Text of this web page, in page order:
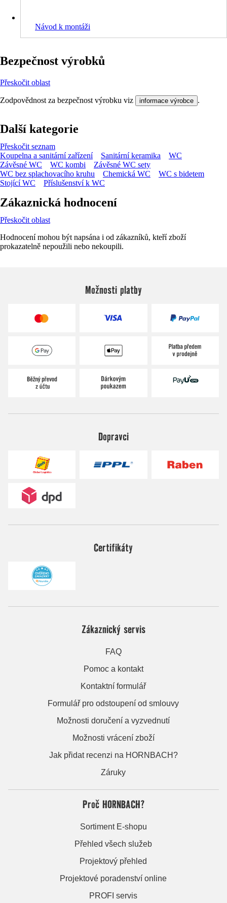
Návod k montáži
Bezpečnost výrobků
Přeskočit oblast
Zodpovědnost za bezpečnost výrobku viz informace výrobce .
Další kategorie
Přeskočit seznam
Koupelna a sanitární zařízení
Sanitární keramika
WC
Závěsné WC
WC kombi
Závěsné WC sety
WC bez splachovacího kruhu
Chemická WC
WC s bidetem
Stojící WC
Příslušenství k WC
Zákaznická hodnocení
Přeskočit oblast
Hodnocení mohou být napsána i od zákazníků, kteří zboží
prokazatelně nepoužili nebo nekoupili.
Možnosti platby
Dopravci
Certifikáty
Zákaznický servis
FAQ
Pomoc a kontakt
Kontaktní formulář
Formulář pro odstoupení od smlouvy
Možnosti doručení a vyzvednutí
Možnosti vrácení zboží
Jak přidat recenzi na HORNBACH?
Záruky
Proč HORNBACH?
Sortiment E-shopu
Přehled všech služeb
Projektový přehled
Projektové poradenství online
PROFI servis